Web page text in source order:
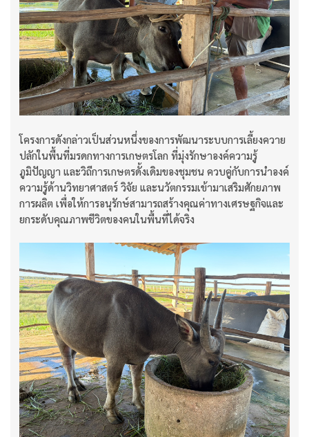
โครงการดังกล่าวเป็นส่วนหนึ่งของการพัฒนาระบบการเลี้ยงควาย
ปลักในพื้นที่มรดกทางการเกษตรโลก ที่มุ่งรักษาองค์ความรู้
ภูมิปัญญา และวิถีการเกษตรดั้งเดิมของชุมชน ควบคู่กับการนำองค์
ความรู้ด้านวิทยาศาสตร์ วิจัย และนวัตกรรมเข้ามาเสริมศักยภาพ
การผลิต เพื่อให้การอนุรักษ์สามารถสร้างคุณค่าทางเศรษฐกิจและ
ยกระดับคุณภาพชีวิตของคนในพื้นที่ได้จริง